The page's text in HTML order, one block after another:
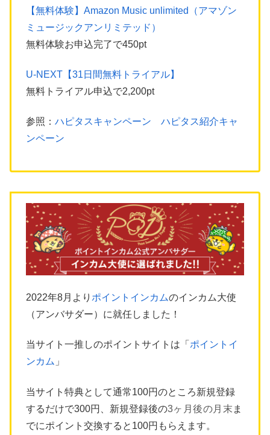
【無料体験】Amazon Music unlimited（アマゾン
ミュージックアンリミテッド）
無料体験お申込完了で450pt
U-NEXT【31日間無料トライアル】
無料トライアル申込で2,200pt
参照： ハピタスキャンペーン ハピタス紹介キャ
ンペーン
2022年8月より ポイントインカムのインカム大使
（アンバサダー）に就任しました！
当サイト一推しのポイントサイトは「 ポイントイ
ンカム 」
当サイト特典として通常100円のところ新規登録
するだけで300円、新規登録後の3ヶ月後の月末 ま
でにポイント交換すると100円もらえます。